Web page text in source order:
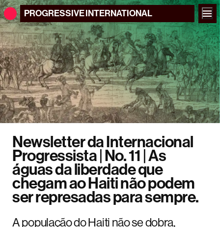
PROGRESSIVEINTERNATIONAL
Newsletter da Internacional
Progressista | No. 11 | As
águas da liberdade que
chegam ao Haiti não podem
ser represadas para sempre.
A população do Haiti não se dobra,